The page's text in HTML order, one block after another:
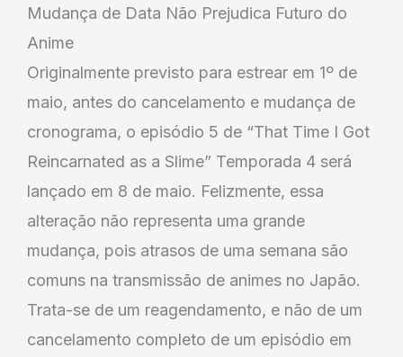
Mudança de Data Não Prejudica Futuro do
Anime
Originalmente previsto para estrear em 1º de
maio, antes do cancelamento e mudança de
cronograma, o episódio 5 de “That Time I Got
Reincarnated as a Slime” Temporada 4 será
lançado em 8 de maio. Felizmente, essa
alteração não representa uma grande
mudança, pois atrasos de uma semana são
comuns na transmissão de animes no Japão.
Trata-se de um reagendamento, e não de um
cancelamento completo de um episódio em